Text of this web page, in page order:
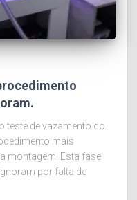
teste de vazamento do
mais
montagem. Esta fase
por falta de